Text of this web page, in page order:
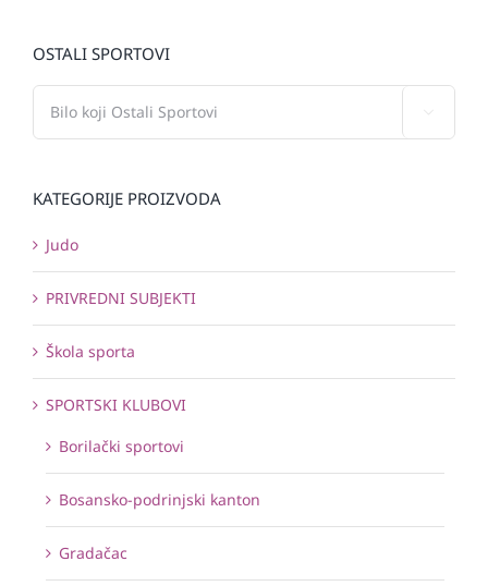
OSTALI SPORTOVI
KATEGORIJE PROIZVODA
Judo
PRIVREDNI SUBJEKTI
Škola sporta
SPORTSKI KLUBOVI
Borilački sportovi
Bosansko-podrinjski kanton
Gradačac